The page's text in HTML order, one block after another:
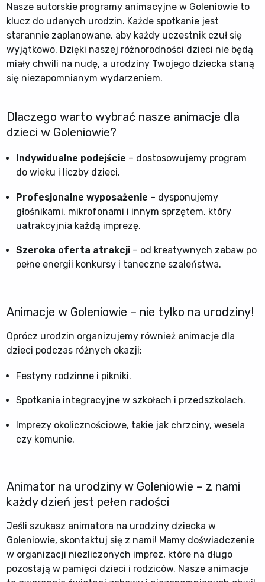
Nasze autorskie programy animacyjne w Goleniowie to
klucz do udanych urodzin. Każde spotkanie jest
starannie zaplanowane, aby każdy uczestnik czuł się
wyjątkowo. Dzięki naszej różnorodności dzieci nie będą
miały chwili na nudę, a urodziny Twojego dziecka staną
się niezapomnianym wydarzeniem.
Dlaczego warto wybrać nasze animacje dla
dzieci w Goleniowie?
Indywidualne podejście – dostosowujemy program
do wieku i liczby dzieci.
Profesjonalne wyposażenie – dysponujemy
głośnikami, mikrofonami i innym sprzętem, który
uatrakcyjnia każdą imprezę.
Szeroka oferta atrakcji – od kreatywnych zabaw po
pełne energii konkursy i taneczne szaleństwa.
Animacje w Goleniowie – nie tylko na urodziny!
Oprócz urodzin organizujemy również animacje dla
dzieci podczas różnych okazji:
Festyny rodzinne i pikniki.
Spotkania integracyjne w szkołach i przedszkolach.
Imprezy okolicznościowe, takie jak chrzciny, wesela
czy komunie.
Animator na urodziny w Goleniowie – z nami
każdy dzień jest pełen radości
Jeśli szukasz animatora na urodziny dziecka w
Goleniowie, skontaktuj się z nami! Mamy doświadczenie
w organizacji niezliczonych imprez, które na długo
pozostają w pamięci dzieci i rodziców. Nasze animacje